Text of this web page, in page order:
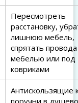
Пересмотреть
расстановку,
лишнюю мебель,
спрятать
мебелью или под
ковриками
Антискользящие
поручни в